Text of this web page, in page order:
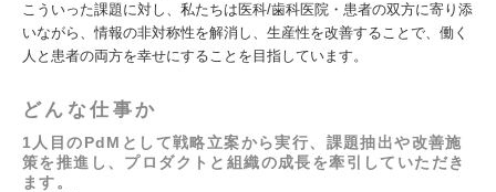
こういった課題に対し、私たちは医科/歯科医院・患者の双方に寄り添
いながら、情報の非対称性を解消し、生産性を改善することで、働く
人と患者の両方を幸せにすることを目指しています。
どんな仕事か
1人目のPdMとして戦略立案から実行、課題抽出や改善施
策を推進し、プロダクトと組織の成長を牽引していただき
ます。